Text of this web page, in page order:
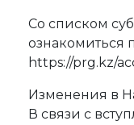
Со списком
ознакомиться
https://prg.kz/
Изменения в
В связи с